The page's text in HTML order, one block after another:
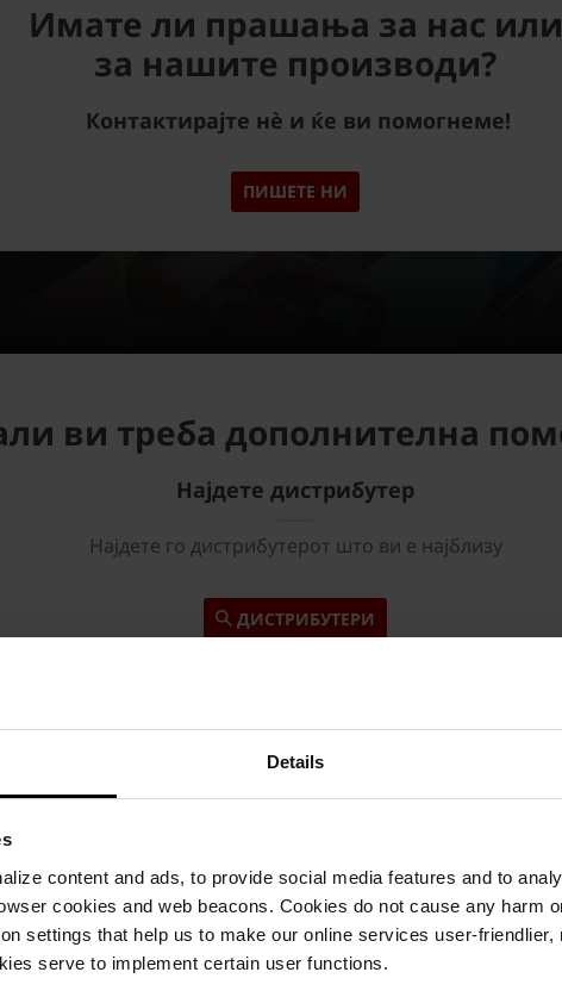
Details
content and ads, to provide social media features and to
cookies and web beacons. Cookies do not cause any harm
settings that help us to make our online services user-friendlier,
serve to implement certain user functions.
Имате ли прашања за нас или
за нашите производи?
Контактирајте нè и ќе ви помогнеме!
ПИШЕТЕ НИ
ви треба дополнителна
Најдете дистрибутер
Најдете го дистрибутерот што ви е најблизу
ДИСТРИБУТЕРИ